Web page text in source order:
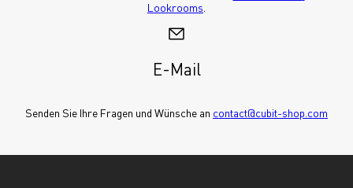
Lookrooms
E-Mail
Senden Sie Ihre Fragen und Wünsche an contact@cubit-shop.com